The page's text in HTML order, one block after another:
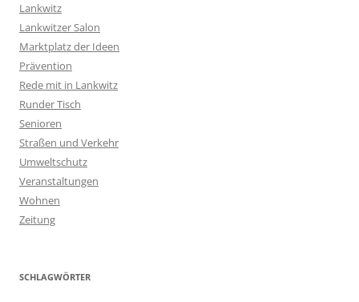
Lankwitz
Lankwitzer Salon
Marktplatz der Ideen
Prävention
Rede mit in Lankwitz
Runder Tisch
Senioren
Straßen und Verkehr
Umweltschutz
Veranstaltungen
Wohnen
Zeitung
SCHLAGWÖRTER